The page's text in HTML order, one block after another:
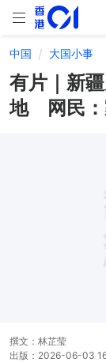
中国 大国小事
有片｜新
地 网民：
撰文： 林芷莹
出版： 2026-06-03